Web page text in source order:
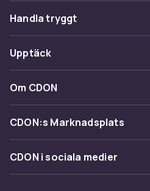
Vanliga frågor
Spåra paket
Ångra & Returnera här
Kundservice
Handla tryggt
Betalning
Leverans
Återkallelser
Upptäck
Kategorier
Varumärken
Shopit.se
Om CDON
Om oss
Kundrecensioner
CDON:s Marknadsplats
Sälj på CDON
Bli affiliate
CDON i sociala medier